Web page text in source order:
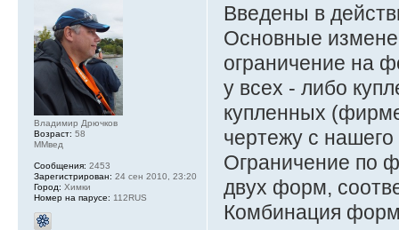
Введены в
Основные
ограничение на
у всех - либо
купленных
чертежу с нашего
Ограничение по
двух форм,
Комбинация
Владимир Дрючков
Возраст: 58
ММвед
Сообщения: 2453
Зарегистрирован: 24 сен 2010, 23:20
Город: Химки
Номер на парусе: 112RUS